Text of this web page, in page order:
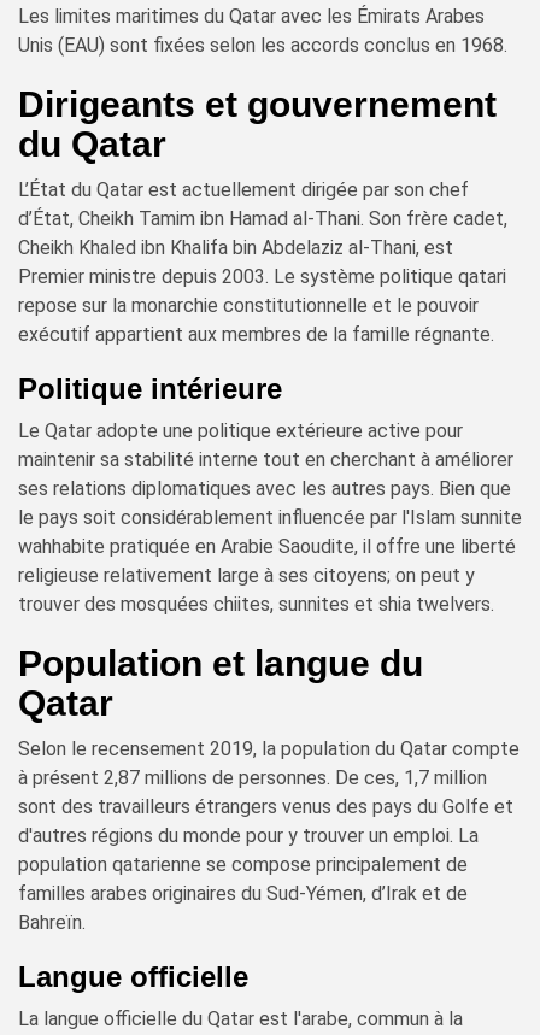
Les limites maritimes du Qatar avec les Émirats Arabes
Unis (EAU) sont fixées selon les accords conclus en 1968.
Dirigeants et gouvernement
du Qatar
L’État du Qatar est actuellement dirigée par son chef
d’État, Cheikh Tamim ibn Hamad al-Thani. Son frère cadet,
Cheikh Khaled ibn Khalifa bin Abdelaziz al-Thani, est
Premier ministre depuis 2003. Le système politique qatari
repose sur la monarchie constitutionnelle et le pouvoir
exécutif appartient aux membres de la famille régnante.
Politique intérieure
Le Qatar adopte une politique extérieure active pour
maintenir sa stabilité interne tout en cherchant à améliorer
ses relations diplomatiques avec les autres pays. Bien que
le pays soit considérablement influencée par l'Islam sunnite
wahhabite pratiquée en Arabie Saoudite, il offre une liberté
religieuse relativement large à ses citoyens; on peut y
trouver des mosquées chiites, sunnites et shia twelvers.
Population et langue du
Qatar
Selon le recensement 2019, la population du Qatar compte
à présent 2,87 millions de personnes. De ces, 1,7 million
sont des travailleurs étrangers venus des pays du Golfe et
d'autres régions du monde pour y trouver un emploi. La
population qatarienne se compose principalement de
familles arabes originaires du Sud-Yémen, d’Irak et de
Bahreïn.
Langue officielle
La langue officielle du Qatar est l'arabe, commun à la